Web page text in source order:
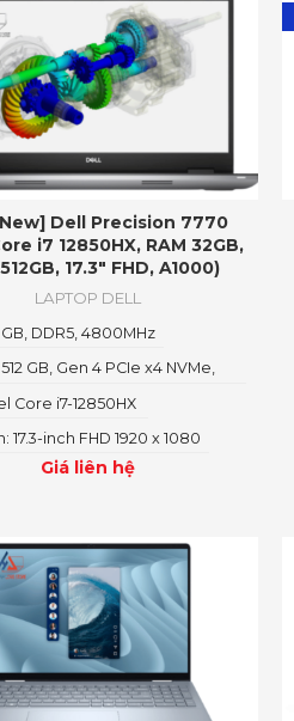
Dell Precision 7770
i7 12850HX, RAM 32GB,
17.3″ FHD, A1000)
LAPTOP DELL
Giá liên hệ
17.3-inch FHD 1920 x 1080
Core i7-12850HX
GB, Gen 4 PCIe x4 NVMe,
DDR5, 4800MHz